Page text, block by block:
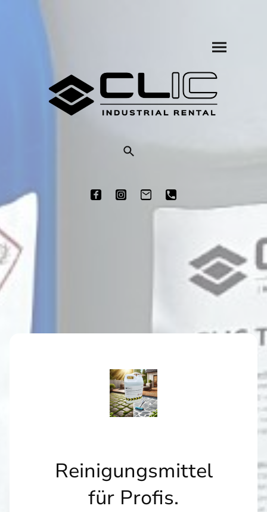
Reinigungsmittel
für Profis.